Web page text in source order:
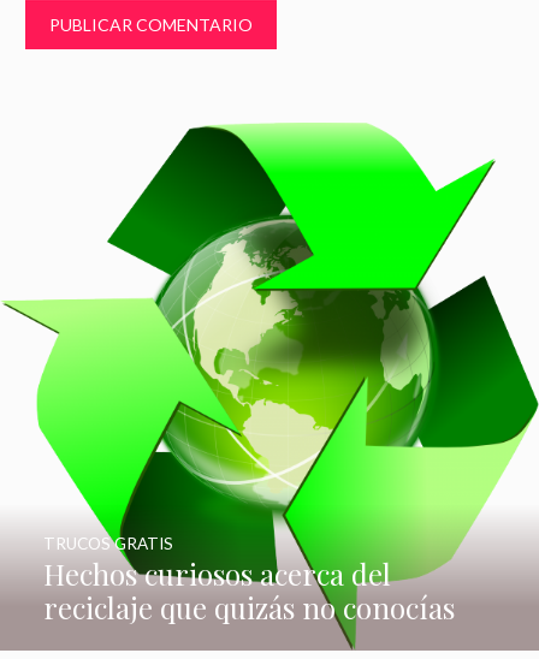
Hechos curiosos acerca del
reciclaje que quizás no conocías
TRUCOS GRATIS